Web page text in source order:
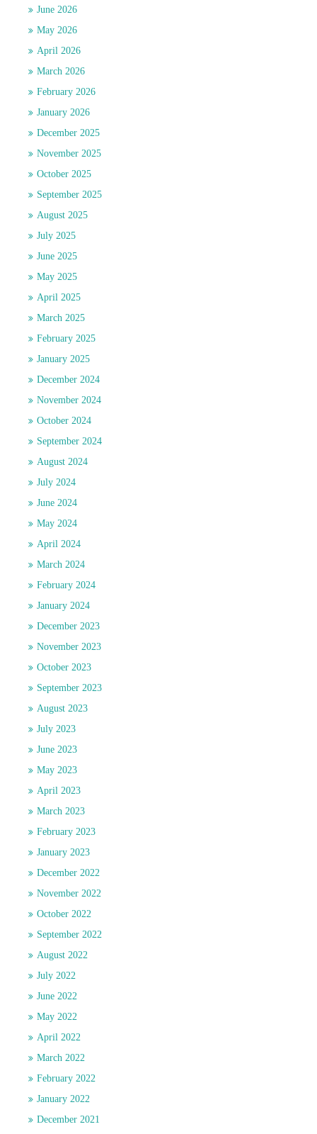
June 2026
May 2026
April 2026
March 2026
February 2026
January 2026
December 2025
November 2025
October 2025
September 2025
August 2025
July 2025
June 2025
May 2025
April 2025
March 2025
February 2025
January 2025
December 2024
November 2024
October 2024
September 2024
August 2024
July 2024
June 2024
May 2024
April 2024
March 2024
February 2024
January 2024
December 2023
November 2023
October 2023
September 2023
August 2023
July 2023
June 2023
May 2023
April 2023
March 2023
February 2023
January 2023
December 2022
November 2022
October 2022
September 2022
August 2022
July 2022
June 2022
May 2022
April 2022
March 2022
February 2022
January 2022
December 2021